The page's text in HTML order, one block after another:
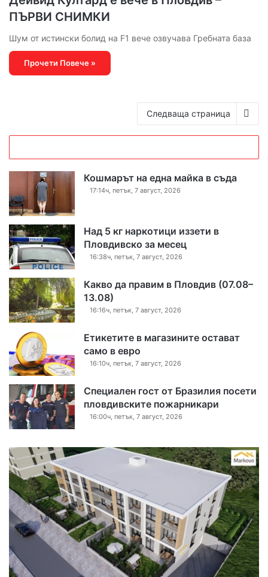
ПЪРВИ СНИМКИ
Шум от истински болид на F1 вече озвучава Гребната база
Прочети Повече »
Следваща страница
Кошмарът на една майка в съда
17:14ч, петък, 7 август, 2026
Над 5 кг наркотици иззети в
Пловдивско за месец
16:38ч, петък, 7 август, 2026
Какво да правим в Пловдив (07.08–
13.08)
16:16ч, петък, 7 август, 2026
Етикетите в магазините остават
само в евро
16:10ч, петък, 7 август, 2026
Специален гост от Бразилия посети
пловдивските пожарникари
16:00ч, петък, 7 август, 2026